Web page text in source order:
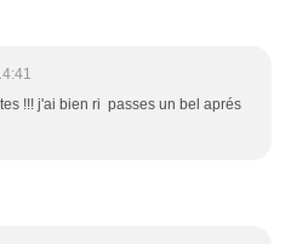
!!! j'ai bien ri passes un bel aprés